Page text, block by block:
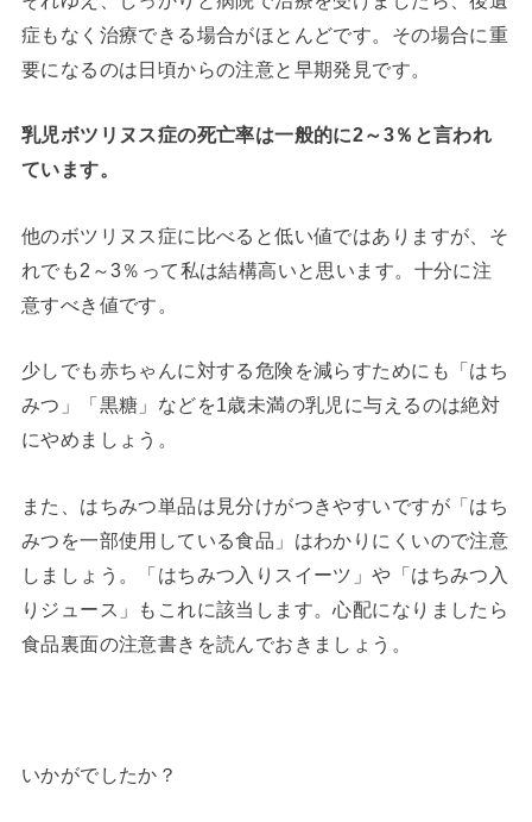
症もなく治療できる場合がほとんどです。その場合に重
要になるのは日頃からの注意と早期発見です。
乳児ボツリヌス症の死亡率は一般的に2～3％と言われ
ています。
他のボツリヌス症に比べると低い値ではありますが、そ
れでも2～3％って私は結構高いと思います。十分に注
意すべき値です。
少しでも赤ちゃんに対する危険を減らすためにも「はち
みつ」「黒糖」などを1歳未満の乳児に与えるのは絶対
にやめましょう。
また、はちみつ単品は見分けがつきやすいですが「はち
みつを一部使用している食品」はわかりにくいので注意
しましょう。「はちみつ入りスイーツ」や「はちみつ入
りジュース」もこれに該当します。心配になりましたら
食品裏面の注意書きを読んでおきましょう。
いかがでしたか？